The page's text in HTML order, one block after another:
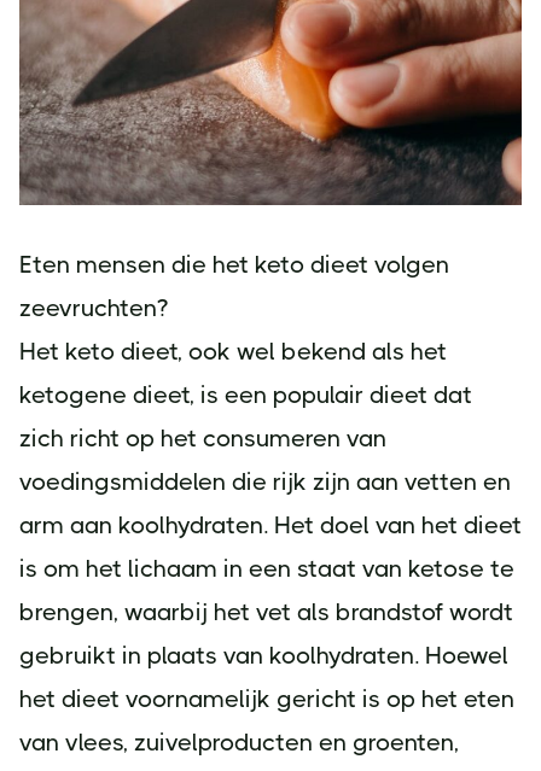
Eten mensen die het keto dieet volgen
zeevruchten?
Het keto dieet, ook wel bekend als het
ketogene dieet, is een populair dieet dat
zich richt op het consumeren van
voedingsmiddelen die rijk zijn aan vetten en
arm aan koolhydraten. Het doel van het dieet
is om het lichaam in een staat van ketose te
brengen, waarbij het vet als brandstof wordt
gebruikt in plaats van koolhydraten. Hoewel
het dieet voornamelijk gericht is op het eten
van vlees, zuivelproducten en groenten,